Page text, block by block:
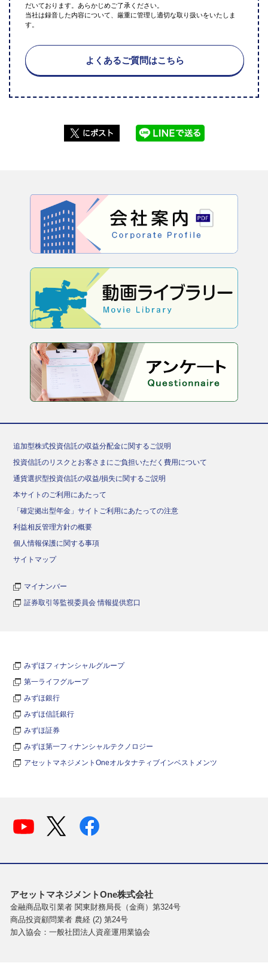
だいております。あらかじめご了承ください。
当社は録音した内容について、厳重に管理し適切な取り扱いをいたしま
す。
よくあるご質問はこちら
追加型株式投資信託の収益分配金に関するご説明
投資信託のリスクとお客さまにご負担いただく費用について
通貨選択型投資信託の収益/損失に関するご説明
本サイトのご利用にあたって
「確定拠出型年金」サイトご利用にあたっての注意
利益相反管理方針の概要
個人情報保護に関する事項
サイトマップ
マイナンバー
証券取引等監視委員会 情報提供窓口
みずほフィナンシャルグループ
第一ライフグループ
みずほ銀行
みずほ信託銀行
みずほ証券
みずほ第一フィナンシャルテクノロジー
アセットマネジメントOneオルタナティブインベストメンツ
アセットマネジメントOne株式会社
金融商品取引業者 関東財務局長（金商）第324号
商品投資顧問業者 農経 (2) 第24号
加入協会：一般社団法人資産運用業協会